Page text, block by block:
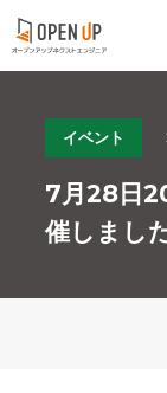
イベント
7月28日
催しまし